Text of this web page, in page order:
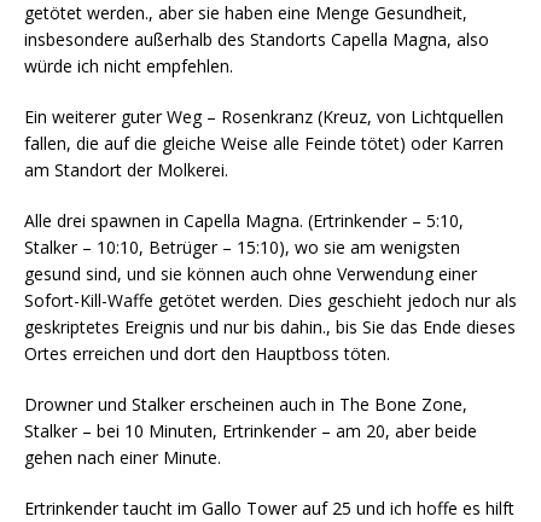
getötet werden., aber sie haben eine Menge Gesundheit,
insbesondere außerhalb des Standorts Capella Magna, also
würde ich nicht empfehlen.
Ein weiterer guter Weg – Rosenkranz (Kreuz, von Lichtquellen
fallen, die auf die gleiche Weise alle Feinde tötet) oder Karren
am Standort der Molkerei.
Alle drei spawnen in Capella Magna. (Ertrinkender – 5:10,
Stalker – 10:10, Betrüger – 15:10), wo sie am wenigsten
gesund sind, und sie können auch ohne Verwendung einer
Sofort-Kill-Waffe getötet werden. Dies geschieht jedoch nur als
geskriptetes Ereignis und nur bis dahin., bis Sie das Ende dieses
Ortes erreichen und dort den Hauptboss töten.
Drowner und Stalker erscheinen auch in The Bone Zone,
Stalker – bei 10 Minuten, Ertrinkender – am 20, aber beide
gehen nach einer Minute.
Ertrinkender taucht im Gallo Tower auf 25 und ich hoffe es hilft